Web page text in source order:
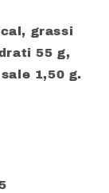
grassi
55 g,
1,50 g.